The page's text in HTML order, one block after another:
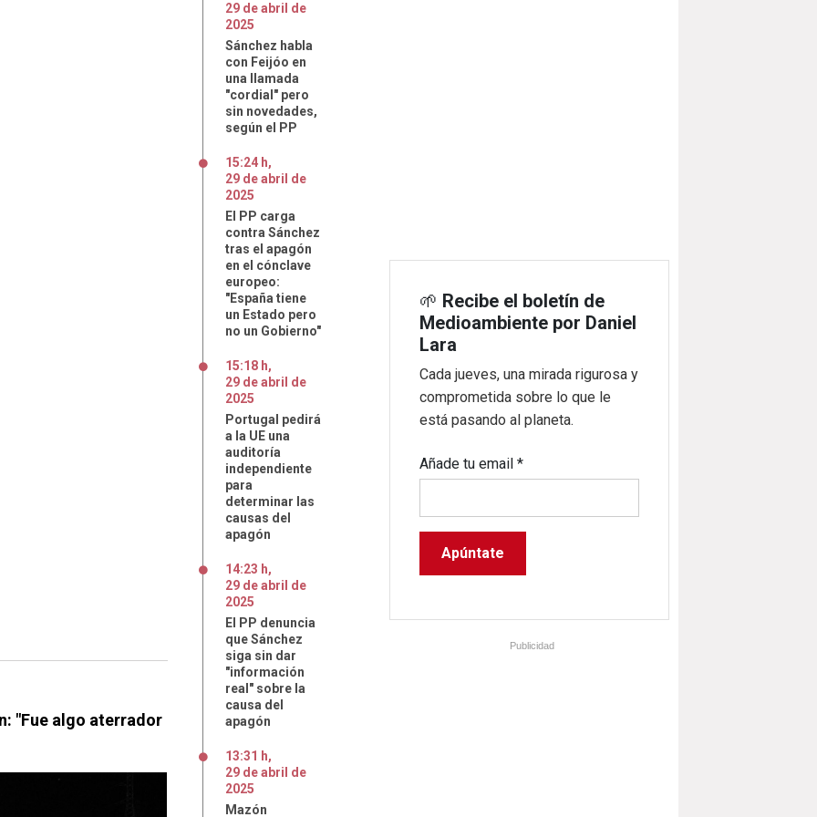
"Fue algo aterrador
29 deabril de
2025
Sánchez habla
con Feijóo en
una llamada
"cordial" pero
sin novedades,
según el PP
15:24 h,
29 deabril de
2025
El PP carga
contra Sánchez
tras el apagón
en el cónclave
europeo:
"España tiene
un Estado pero
no un Gobierno"
15:18 h,
29 deabril de
2025
Portugal pedirá
a la UE una
auditoría
independiente
para
determinar las
causas del
apagón
14:23 h,
29 deabril de
2025
El PP denuncia
que Sánchez
siga sin dar
"información
real" sobre la
causa del
apagón
13:31 h,
29 deabril de
2025
Mazón
🌱 Recibe el boletín de
Medioambiente por Daniel
Lara
Cada jueves, una mirada rigurosa y
comprometida sobre lo que le
está pasando al planeta.
Añade tu email*
Publicidad